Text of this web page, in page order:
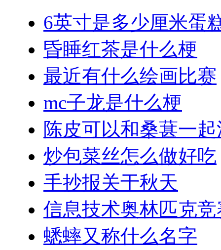
6英寸是多少厘米蛋
昏睡红茶是什么梗
最近有什么绘画比赛
mc子龙是什么梗
陈皮可以和桑葚一
炒包菜丝怎么做好吃
手抄报关于秋天
信息技术奥林匹克竞
蟋蟀又称什么名字